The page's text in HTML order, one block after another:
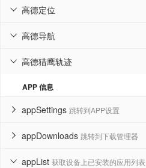
高德定位

高德导航

高德猎鹰轨迹

APP 信息
appSettings 跳转到APP设置

appDownloads 跳转到下载管理器

appList 获取设备上已安装的应用列表
